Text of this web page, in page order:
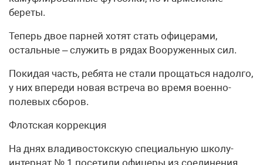
береты.
Теперь двое парней хотят стать офицерами,
остальные – служить в рядах Вооруженных сил.
Покидая часть, ребята не стали прощаться надолго,
у них впереди новая встреча во время военно-
полевых сборов.
Флотская коррекция
На днях владивостокскую специальную школу-
интернат № 1 посетили офицеры из соединения